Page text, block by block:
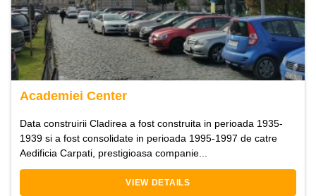
Academiei Center
Data construirii Cladirea a fost construita in perioada 1935-
1939 si a fost consolidate in perioada 1995-1997 de catre
Aedificia Carpati, prestigioasa companie...
VIEW DETAILS